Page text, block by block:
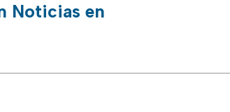
Noticias en